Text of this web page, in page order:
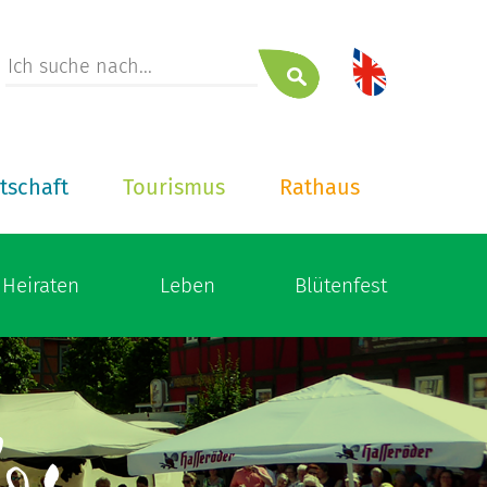
Rathaus
Tourismus
Heiraten Leben Blütenfest